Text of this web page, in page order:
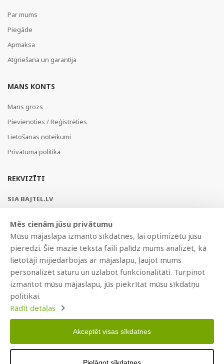
Par mums
Piegāde
Apmaksa
Atgriešana un garantija
MANS KONTS
Mans grozs
Pievienoties / Reģistrēties
Lietošanas noteikumi
Privātuma politika
REKVIZĪTI
SIA BAJTEL.LV
Brīvības gatve 214b, Rīga, LV-1039, Latvija
AS Swedbank, HABALV22
LV53HABA0551019240274
Mēs cienām jūsu privātumu
Mūsu mājaslapa izmanto sīkdatnes, lai optimizētu jūsu
pieredzi. Šie mazie teksta faili palīdz mums analizēt, kā
lietotāji mijiedarbojas ar mājaslapu, ļaujot mums
personalizēt saturu un uzlabot funkcionalitāti. Turpinot
izmantot mūsu mājaslapu, jūs piekrītat mūsu sīkdatņu
politikai.
Rādīt detaļas
Akceptēt visas sīkdatnes